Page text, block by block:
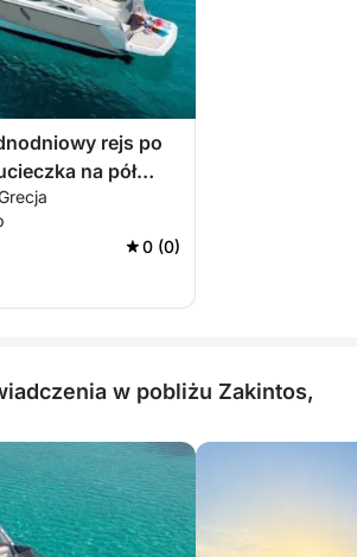
rejs po
na pół
0 (0)
w pobliżu Zakintos,